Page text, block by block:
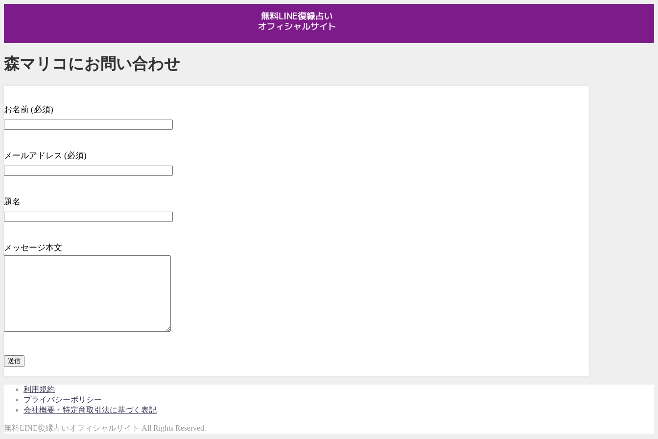
森マリコにお問い合わせ
お名前 (必須)
メールアドレス (必須)
題名
メッセージ本文
利用規約
プライバシーポリシー
会社概要・特定商取引法に基づく表記
無料LINE復縁占いオフィシャルサイト All Rights Reserved.